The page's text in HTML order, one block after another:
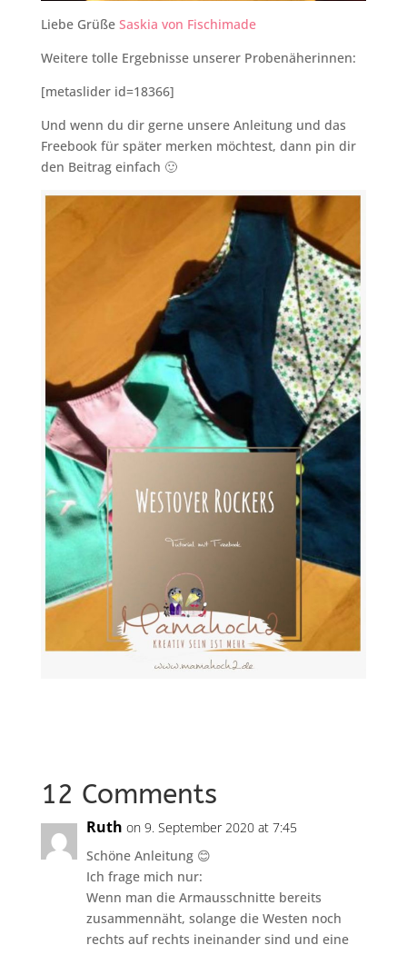
Liebe Grüße Saskia von Fischimade
Weitere tolle Ergebnisse unserer Probenäherinnen:
[metaslider id=18366]
Und wenn du dir gerne unsere Anleitung und das
Freebook für später merken möchtest, dann pin dir
den Beitrag einfach 🙂
12 Comments
Ruth on 9. September 2020 at 7:45
Schöne Anleitung 😊
Ich frage mich nur:
Wenn man die Armausschnitte bereits
zusammennäht, solange die Westen noch
rechts auf rechts ineinander sind und eine